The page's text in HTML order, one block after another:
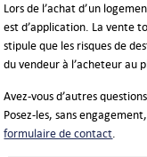
Lors de l’achat d’un
est d’application. La vente
stipule que les risques de
du vendeur à l’acheteur au
Avez-vous d’autres
Posez-les, sans
formulaire de contact.